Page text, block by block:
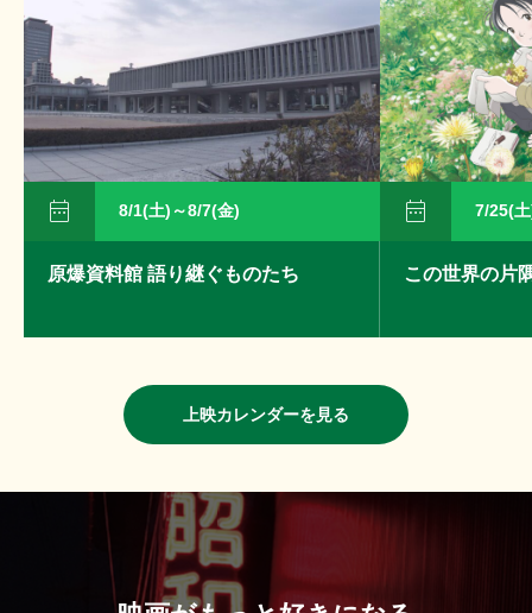
 8/1(土)～8/7(金)
原爆資料館 語り継ぐものたち
 7/25(
この世界の片
上映カレンダーを見る